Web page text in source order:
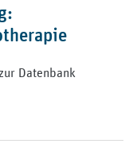
Datenbank